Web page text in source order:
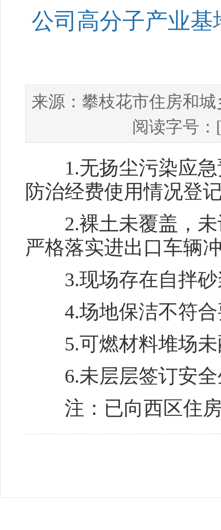
公司高分子产业
来源： 攀枝花市住房和
阅读字号
1.无扬尘污染应急
防治经费使用情况登
2.裸土未覆盖，未
严格落实进出口车辆
3.现场存在自拌砂
4.场地保洁不符合
5.可燃材料堆场未
6.未层层签订安全
注：已向西区住房